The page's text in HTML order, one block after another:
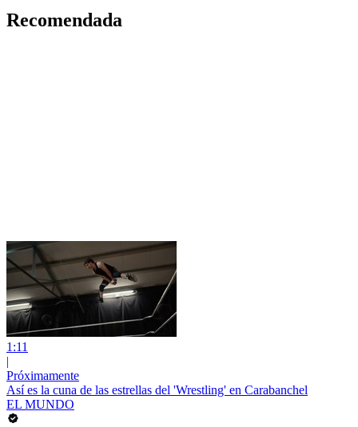
Recomendada
1:11
|
Próximamente
Así es la cuna de las estrellas del 'Wrestling' en Carabanchel
EL MUNDO